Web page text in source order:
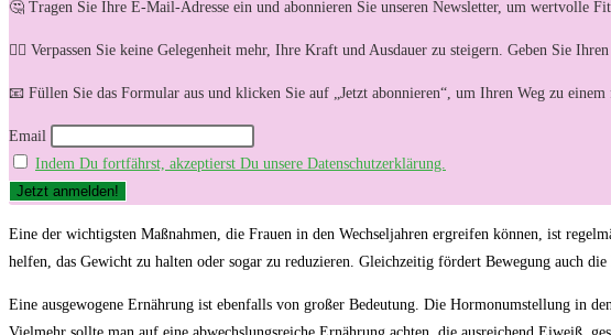
🤔 Tragen Sie Ihre E-Mail-Adresse ein und abonnieren Sie unseren Newsletter, um wertvolle
🏋️‍♀️ Verpassen Sie keine Gelegenheit mehr, Ihre Kraft und Ausdauer zu steigern. Geben Sie
📧 Füllen Sie das Formular aus und klicken Sie auf „Jetzt abonnieren“, um Ihren Weg zu
Email
Indem Du fortfährst, akzeptierst Du unsere Datenschutzerklärung.
Eine der wichtigsten Maßnahmen, die Frauen in den Wechseljahren ergreifen können, ist
helfen, das Gewicht zu halten oder sogar zu reduzieren. Gleichzeitig fördert Bewegung auch
Eine ausgewogene Ernährung ist ebenfalls von großer Bedeutung. Die Hormonumstellung in